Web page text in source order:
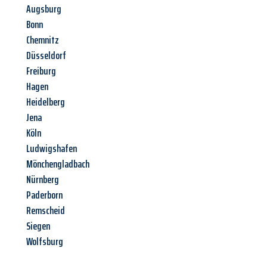
Augsburg
Bonn
Chemnitz
Düsseldorf
Freiburg
Hagen
Heidelberg
Jena
Köln
Ludwigshafen
Mönchengladbach
Nürnberg
Paderborn
Remscheid
Siegen
Wolfsburg